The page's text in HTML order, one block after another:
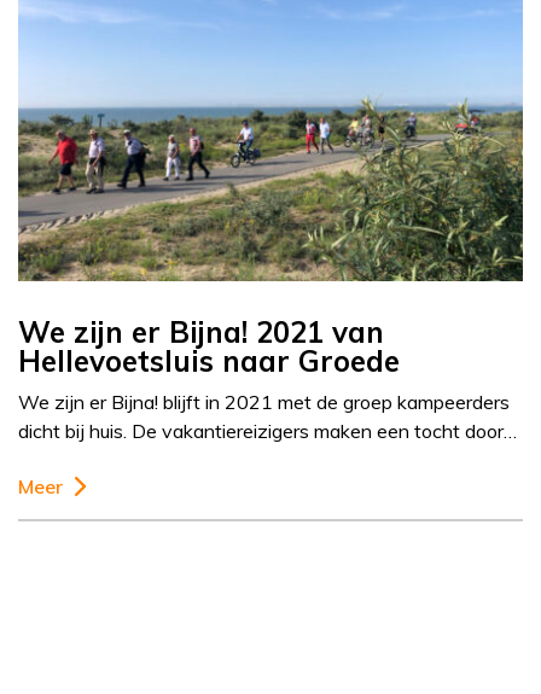
We zijn er Bijna! 2021 van
Hellevoetsluis naar Groede
We zijn er Bijna! blijft in 2021 met de groep kampeerders
dicht bij huis. De vakantiereizigers maken een tocht door…
Meer